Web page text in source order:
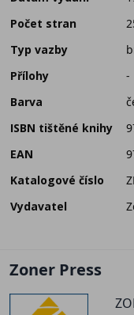
Počet stran
Typ vazby
Přílohy
-
Barva
ISBN tištěné knihy
EAN
Katalogové číslo
Vydavatel
Zoner Press